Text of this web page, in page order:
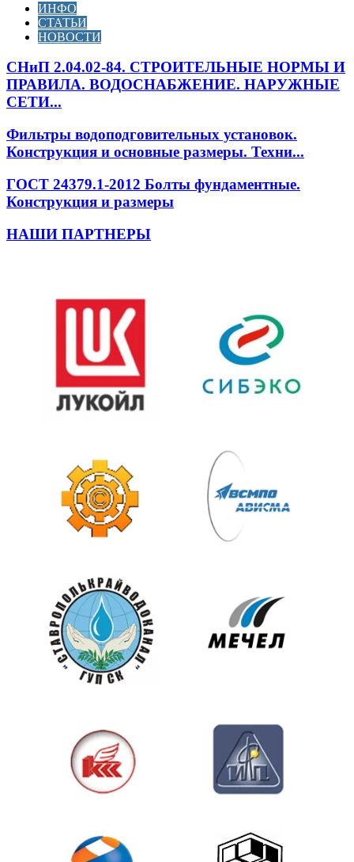
ИНФО
СТАТЬИ
НОВОСТИ
СНиП 2.04.02-84. СТРОИТЕЛЬНЫЕ НОРМЫ И
ПРАВИЛА. ВОДОСНАБЖЕНИЕ. НАРУЖНЫЕ
СЕТИ...
Фильтры водоподговительных установок.
Конструкция и основные размеры. Техни...
ГОСТ 24379.1-2012 Болты фундаментные.
Конструкция и размеры
НАШИ ПАРТНЕРЫ